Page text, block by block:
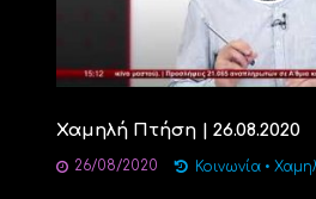
Χαμηλή Πτήση | 26.08.2020
26/08/2020 Κοινωνία •